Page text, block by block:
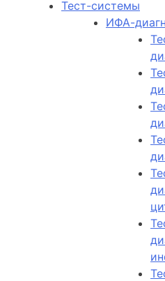
Тест-системы
ИФА-